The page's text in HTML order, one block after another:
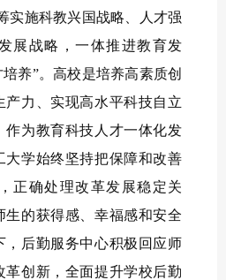
实施科教兴国战略、人才强
展战略，一体推进教育发
养”。高校是培养高素质创
产力、实现高水平科技自立
作为教育科技人才一体化发
大学始终坚持把保障和改善
正确处理改革发展稳定关
生的获得感、幸福感和安全
，后勤服务中心积极回应师
革创新，全面提升学校后勤